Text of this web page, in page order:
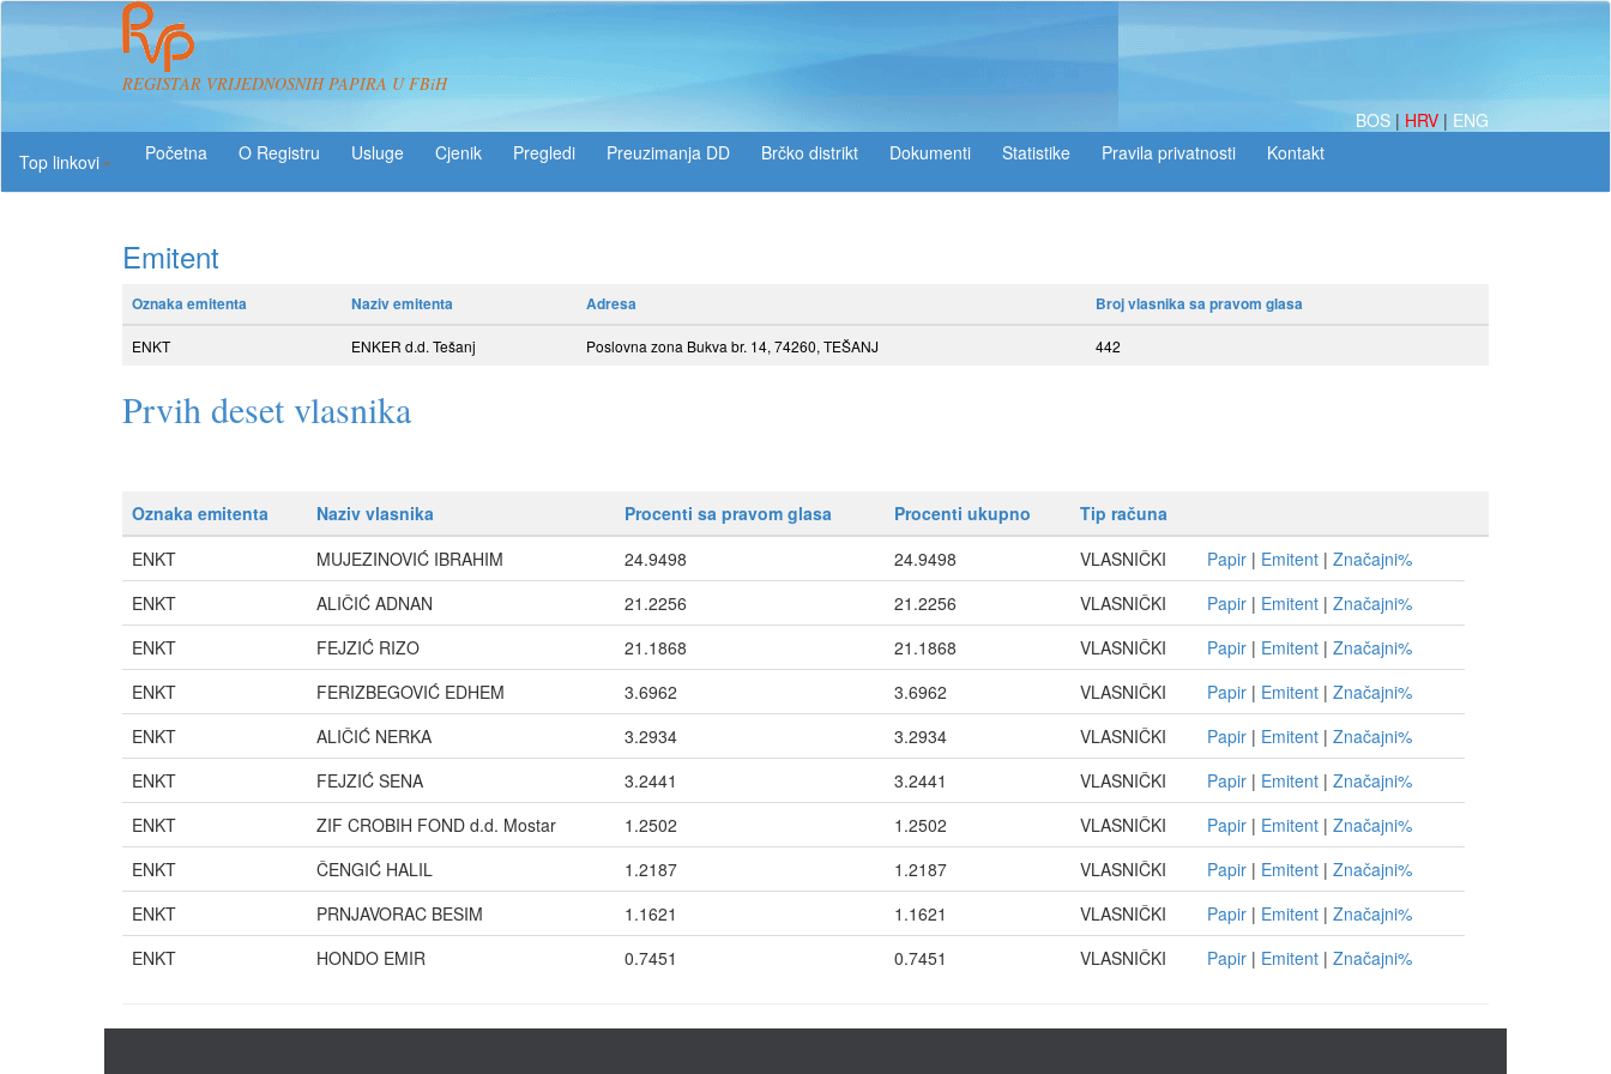
REGISTAR VRIJEDNOSNIH PAPIRA U FBiH
BOS | HRV | ENG
Top linkovi
O Registru Usluge Pregledi Preuzimanja DD Brčko distrikt Dokumenti Statistike
Emitent
Oznaka emitenta Naziv emitenta Adresa Broj vlasnika sa pravom glasa
ENKT ENKER d.d. Tešanj Poslovna zona Bukva br. 14, 74260, TEŠANJ 442
Prvih deset vlasnika
Oznaka emitenta Naziv vlasnika Procenti sa pravom glasa Procenti ukupno
Tip računa
ENKT
MUJEZINOVIĆ IBRAHIM 24.9498 24.9498 VLASNIČKI Papir | Emitent | Značajni%
ENKT
ALIČIĆ ADNAN 21.2256 21.2256 VLASNIČKI Papir | Emitent | Značajni%
ENKT
FEJZIĆ RIZO 21.1868 21.1868 VLASNIČKI Papir | Emitent | Značajni%
ENKT
FERIZBEGOVIĆ EDHEM 3.6962 3.6962 VLASNIČKI Papir | Emitent | Značajni%
ENKT
ALIČIĆ NERKA 3.2934 3.2934 VLASNIČKI Papir | Emitent | Značajni%
ENKT
FEJZIĆ SENA 3.2441 3.2441 VLASNIČKI Papir | Emitent | Značajni%
ENKT
ZIF CROBIH FOND d.d. Mostar 1.2502 1.2502 VLASNIČKI Papir | Emitent | Značajni%
ENKT
ČENGIĆ HALIL 1.2187 1.2187 VLASNIČKI Papir | Emitent | Značajni%
ENKT
PRNJAVORAC BESIM 1.1621 1.1621 VLASNIČKI Papir | Emitent | Značajni%
ENKT
HONDO EMIR 0.7451 0.7451 VLASNIČKI Papir | Emitent | Značajni%